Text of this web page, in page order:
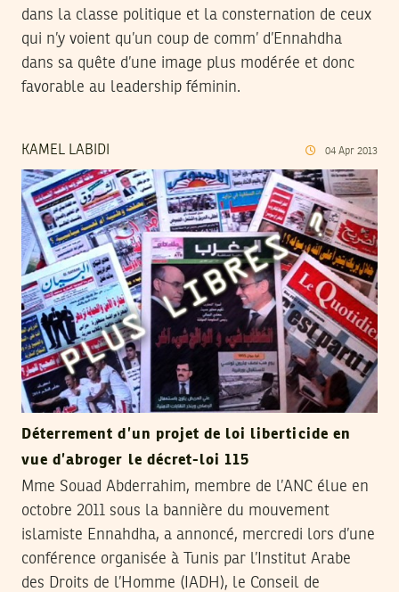
dans la classe politique et la consternation de ceux
qui n’y voient qu’un coup de comm’ d’Ennahdha
dans sa quête d’une image plus modérée et donc
favorable au leadership féminin.
KAMEL LABIDI 04 Apr 2013
Déterrement d’un projet de loi liberticide en
vue d’abroger le décret-loi 115
Mme Souad Abderrahim, membre de l’ANC élue en
octobre 2011 sous la bannière du mouvement
islamiste Ennahdha, a annoncé, mercredi lors d’une
conférence organisée à Tunis par l’Institut Arabe
des Droits de l’Homme (IADH), le Conseil de